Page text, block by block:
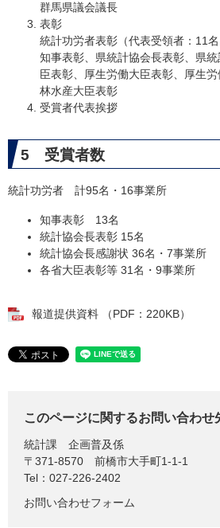
群馬県議会議長
表彰
統計功労者表彰（代表受領者：11名
知事表彰、県統計協会長表彰、県
臣表彰、厚生労働大臣表彰、厚生
林水産大臣表彰
受賞者代表挨拶
5 受賞者数
統計功労者 計95名・16事業所
知事表彰 13名
統計協会長表彰 15名
統計協会長感謝状 36名・7事業所
各省大臣表彰等 31名・9事業所
報道提供資料 （PDF：220KB）
このページに関するお問い合わせ
統計課
企画普及係
〒371-8570
前橋市大手町1-1-1
Tel：027-226-2402
お問い合わせフォーム